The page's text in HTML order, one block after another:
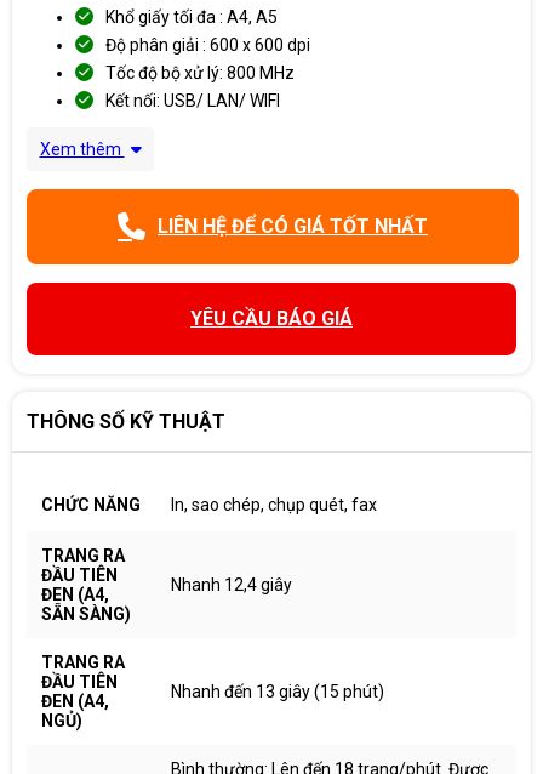
Khổ giấy tối đa : A4, A5
Độ phân giải : 600 x 600 dpi
Tốc độ bộ xử lý: 800 MHz
Kết nối: USB/ LAN/ WIFI
Xem thêm
LIÊN HỆ ĐỂ CÓ GIÁ TỐT NHẤT
YÊU CẦU BÁO GIÁ
THÔNG SỐ KỸ THUẬT
CHỨC NĂNG In, sao chép, chụp quét, fax
TRANG RA
ĐẦU TIÊN
ĐEN (A4,
SẴN SÀNG)
Nhanh 12,4 giây
TRANG RA
ĐẦU TIÊN
ĐEN (A4,
NGỦ)
Nhanh đến 13 giây (15 phút)
Bình thường: Lên đến 18 trang/phút. Được